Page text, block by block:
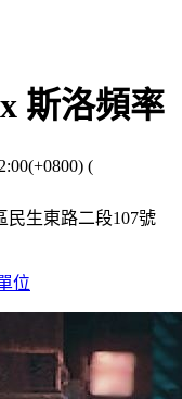
斯洛頻率
(
民生東路二段107號
位